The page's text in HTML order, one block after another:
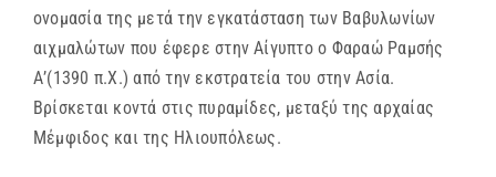
ονομασία της μετά την εγκατάσταση των Βαβυλωνίων
αιχμαλώτων που έφερε στην Αίγυπτο ο Φαραώ Ραμσής
Α’(1390 π.Χ.) από την εκστρατεία του στην Ασία.
Βρίσκεται κοντά στις πυραμίδες, μεταξύ της αρχαίας
Μέμφιδος και της Ηλιουπόλεως.